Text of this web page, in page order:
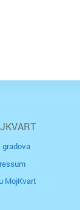
gradova
MojKvart